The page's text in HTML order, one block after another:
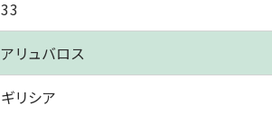
33
アリュバロス
ギリシア